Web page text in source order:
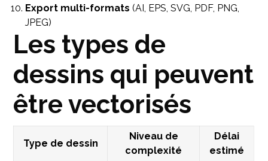
Export multi-formats (AI, EPS, SVG, PDF, PNG,
JPEG)
Les types de
dessins qui peuvent
être vectorisés
Type de dessin
Niveau de
complexité
Délai
estimé